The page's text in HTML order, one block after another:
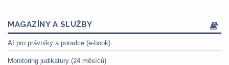
MAGAZÍNY A SLUŽBY
AI pro právníky a poradce (e-book)
Monitoring judikatury (24 měsíců)